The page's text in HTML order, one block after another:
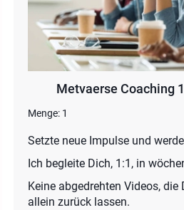
Metvaerse Coaching
Menge: 1
Setzte neue Impulse und
Ich begleite Dich, 1:1, in
Keine abgedrehten Videos,
allein zurück lassen.